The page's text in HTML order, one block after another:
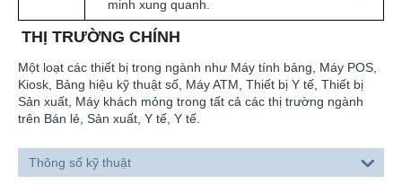
minh xung quanh.
THỊ TRƯỜNG CHÍNH
Một loạt các thiết bị trong ngành như Máy tính bảng, Máy POS,
Kiosk, Bảng hiệu kỹ thuật số, Máy ATM, Thiết bị Y tế, Thiết bị
Sản xuất, Máy khách mỏng trong tất cả các thị trường ngành
trên Bán lẻ, Sản xuất, Y tế, Y tế.
Thông số kỹ thuật